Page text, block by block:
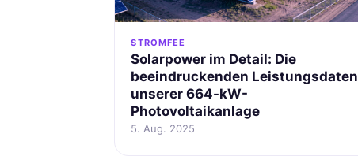
STROMFEE
Solarpower im Detail: Die
beeindruckenden Leistungsdaten
unserer 664-kW-
Photovoltaikanlage
5. Aug. 2025